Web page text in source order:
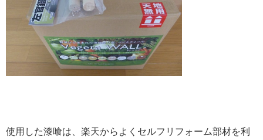
使用した漆喰は、楽天からよくセルフリフォーム部材を利